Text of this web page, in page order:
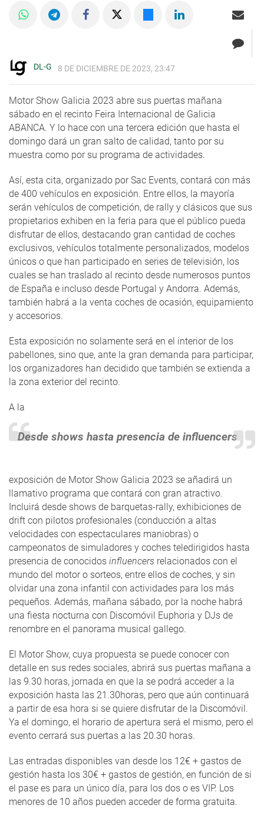
DL-G 8 DE DICIEMBRE DE 2023, 23:47
Motor Show Galicia 2023 abre sus puertas mañana
sábado en el recinto Feira Internacional de Galicia
ABANCA. Y lo hace con una tercera edición que hasta el
domingo dará un gran salto de calidad, tanto por su
muestra como por su programa de actividades.
Así, esta cita, organizado por Sac Events, contará con más
de 400 vehículos en exposición. Entre ellos, la mayoría
serán vehículos de competición, de rally y clásicos que sus
propietarios exhiben en la feria para que el público pueda
disfrutar de ellos, destacando gran cantidad de coches
exclusivos, vehículos totalmente personalizados, modelos
únicos o que han participado en series de televisión, los
cuales se han traslado al recinto desde numerosos puntos
de España e incluso desde Portugal y Andorra. Además,
también habrá a la venta coches de ocasión, equipamiento
y accesorios.
Esta exposición no solamente será en el interior de los
pabellones, sino que, ante la gran demanda para participar,
los organizadores han decidido que también se extienda a
la zona exterior del recinto.
Desde shows hasta presencia de influencers
A la
exposición de Motor Show Galicia 2023 se añadirá un
llamativo programa que contará con gran atractivo.
Incluirá desde shows de barquetas-rally, exhibiciones de
drift con pilotos profesionales (conducción a altas
velocidades con espectaculares maniobras) o
campeonatos de simuladores y coches teledirigidos hasta
presencia de conocidos influencers relacionados con el
mundo del motor o sorteos, entre ellos de coches, y sin
olvidar una zona infantil con actividades para los más
pequeños. Además, mañana sábado, por la noche habrá
una fiesta nocturna con Discomóvil Euphoria y DJs de
renombre en el panorama musical gallego.
El Motor Show, cuya propuesta se puede conocer con
detalle en sus redes sociales, abrirá sus puertas mañana a
las 9.30 horas, jornada en que la se podrá acceder a la
exposición hasta las 21.30horas, pero que aún continuará
a partir de esa hora si se quiere disfrutar de la Discomóvil.
Ya el domingo, el horario de apertura será el mismo, pero el
evento cerrará sus puertas a las 20.30 horas.
Las entradas disponibles van desde los 12€ + gastos de
gestión hasta los 30€ + gastos de gestión, en función de si
el pase es para un único día, para los dos o es VIP. Los
menores de 10 años pueden acceder de forma gratuita.